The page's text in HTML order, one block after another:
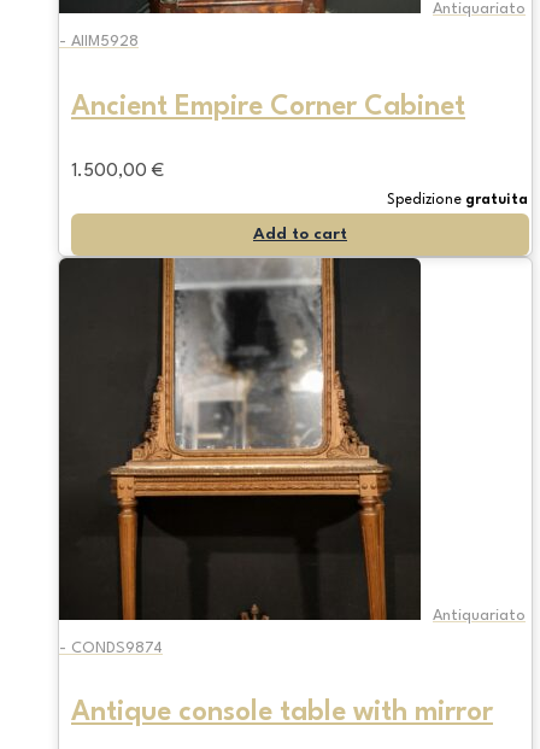
Antiquariato
- AIIM5928
Ancient Empire Corner Cabinet
1.500,00 €
Spedizione gratuita
Add to cart
Antiquariato
- CONDS9874
Antique console table with mirror